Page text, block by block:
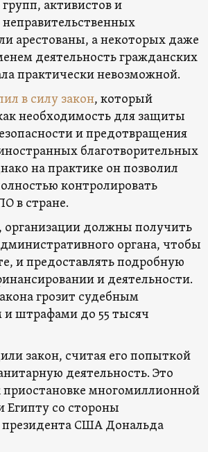
активистов и
арестованы, а некоторых даже
деятельность гражданских
практически невозможной.
в силу закон, который
необходимость для защиты
и предотвращения
благотворительных
на практике он позволил
контролировать
в стране.
организации должны получить
органа, чтобы
и предоставлять подробную
и деятельности.
грозит судебным
и штрафами до 55 тысяч
закон, считая его попыткой
деятельность. Это
приостановке многомиллионной
со стороны
США Дональда